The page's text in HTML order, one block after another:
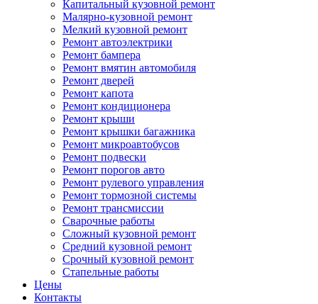
Капитальный кузовной ремонт
Малярно-кузовной ремонт
Мелкий кузовной ремонт
Ремонт автоэлектрики
Ремонт бампера
Ремонт вмятин автомобиля
Ремонт дверей
Ремонт капота
Ремонт кондиционера
Ремонт крыши
Ремонт крышки багажника
Ремонт микроавтобусов
Ремонт подвески
Ремонт порогов авто
Ремонт рулевого управления
Ремонт тормозной системы
Ремонт трансмиссии
Сварочные работы
Сложный кузовной ремонт
Средний кузовной ремонт
Срочный кузовной ремонт
Стапельные работы
Цены
Контакты